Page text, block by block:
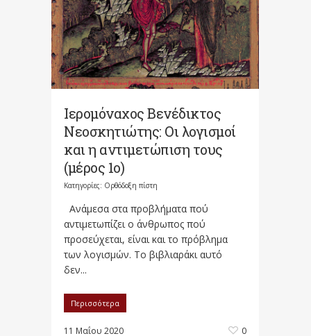
Ιερομόναχος Βενέδικτος
Νεοσκητιώτης: Οι λογισμοί
και η αντιμετώπιση τους
(μέρος 1ο)
Κατηγορίες: Ορθόδοξη πίστη
Ανάμεσα στα προβλήματα πού
αντιμετωπίζει ο άνθρωπος πού
προσεύχεται, είναι και το πρόβλημα
των λογισμών. Το βιβλιαράκι αυτό
δεν...
Περισσότερα
11 Μαΐου 2020 0